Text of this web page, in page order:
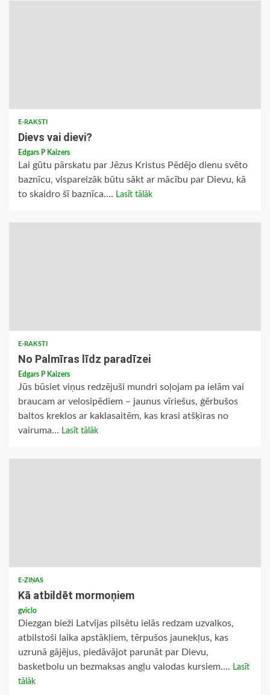
E-RAKSTI
Dievs vai dievi?
Edgars P Kaizers
Lai gūtu pārskatu par Jēzus Kristus Pēdējo dienu svēto
baznīcu, vispareizāk būtu sākt ar mācību par Dievu, kā
to skaidro šī baznīca.... Lasīt tālāk
E-RAKSTI
No Palmīras līdz paradīzei
Edgars P Kaizers
Jūs būsiet viņus redzējuši mundri soļojam pa ielām vai
braucam ar velosipēdiem – jaunus vīriešus, ģērbušos
baltos kreklos ar kaklasaitēm, kas krasi atšķiras no
vairuma... Lasīt tālāk
E-ZIŅAS
Kā atbildēt mormoņiem
gviclo
Diezgan bieži Latvijas pilsētu ielās redzam uzvalkos,
atbilstoši laika apstākļiem, tērpušos jaunekļus, kas
uzrunā gājējus, piedāvājot parunāt par Dievu,
basketbolu un bezmaksas angļu valodas kursiem.... Lasīt
tālāk